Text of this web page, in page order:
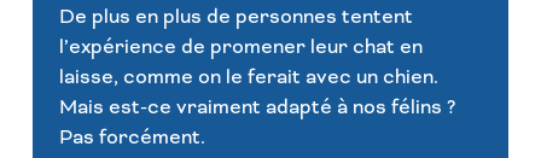
De plus en plus de personnes tentent
l’expérience de promener leur chat en
laisse, comme on le ferait avec un chien.
Mais est-ce vraiment adapté à nos félins ?
Pas forcément.